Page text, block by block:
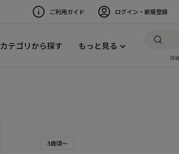
ご利用ガイド ログイン・新規登録
カテゴリから探す もっと見る
詳
3歳頃～